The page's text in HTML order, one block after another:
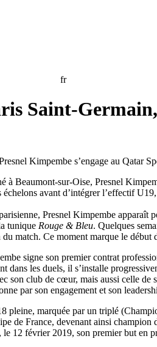
fr
Saint-
Kimpembe s’engage au Qatar
à Beaumont-sur-Oise, Presnel
avant d’intégrer l’effectif
Presnel Kimpembe apparaît
tunique Rouge & Bleu. Quelques
match. Ce moment marque le
signe son premier contrat
dans les duels, il s’installe
son club de cœur, mais aussi celle
par son engagement et son
pleine, marquée par un triplé
de France, devenant ainsi
le 12 février 2019, son premier but en